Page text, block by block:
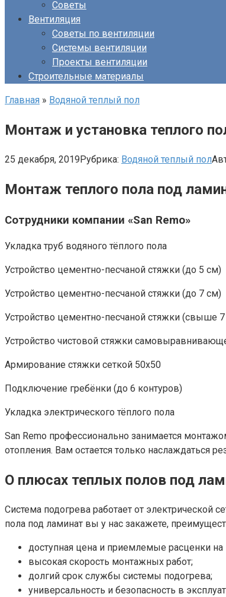
Советы
Вентиляция
Советы по вентиляции
Системы вентиляции
Проекты вентиляции
Строительные материалы
Главная » Водяной теплый пол
Монтаж и установка теплого
25 декабря, 2019Рубрика: Водяной теплый пол
Монтаж теплого пола под
Сотрудники компании «San Remo»
Укладка труб водяного тёплого пола
Устройство цементно-песчаной стяжки (до 5 см)
Устройство цементно-песчаной стяжки (до 7 см)
Устройство цементно-песчаной стяжки (свыше
Устройство чистовой стяжки
Армирование стяжки сеткой 50х50
Подключение гребёнки (до 6 контуров)
Укладка электрического тёплого пола
San Remo профессионально занимается
отопления. Вам остается только наслаждаться
О плюсах теплых полов под
Система подогрева работает от электрической
пола под ламинат вы у нас закажете,
доступная цена и приемлемые расценки
высокая скорость монтажных работ;
долгий срок службы системы подогрева;
универсальность и безопасность в